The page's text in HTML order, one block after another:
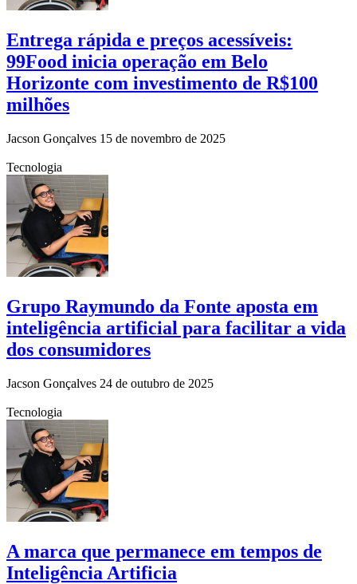
Entrega rápida e preços acessíveis:
99Food inicia operação em Belo
Horizonte com investimento de R$100
milhões
Jacson Gonçalves 15 de novembro de 2025
Tecnologia
Grupo Raymundo da Fonte aposta em
inteligência artificial para facilitar a vida
dos consumidores
Jacson Gonçalves 24 de outubro de 2025
Tecnologia
A marca que permanece em tempos de
Inteligência Artificia